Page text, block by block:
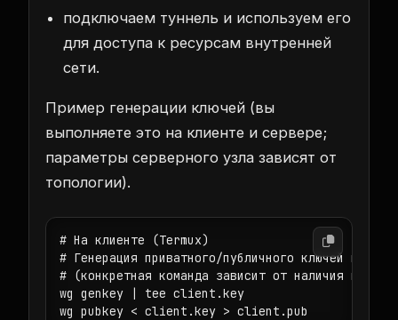
подключаем туннель и используем его
для доступа к ресурсам внутренней
сети.
Пример генерации ключей (вы
выполняете это на клиенте и сервере;
параметры серверного узла зависят от
топологии).
# На клиенте (Termux)
# Генерация приватного/публичного ключей
# (конкретная команда зависит от наличия
wg genkey | tee client.key
wg pubkey < client.key > client.pub